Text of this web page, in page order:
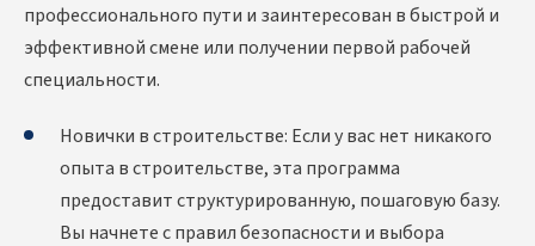
профессионального пути и заинтересован в быстрой и
эффективной смене или получении первой рабочей
специальности.
Новички в строительстве: Если у вас нет никакого
опыта в строительстве, эта программа
предоставит структурированную, пошаговую базу.
Вы начнете с правил безопасности и выбора